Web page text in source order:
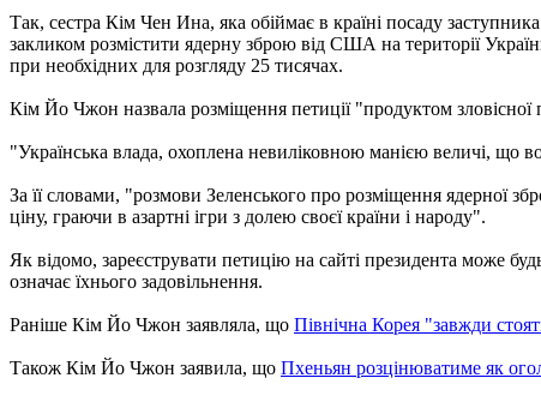
Так, сестра Кім Чен Ина, яка обіймає в країні посаду
закликом розмістити ядерну зброю від США на території
при необхідних для розгляду 25 тисячах.
Кім Йо Чжон назвала розміщення петиції "продуктом зловісної
"Українська влада, охоплена невиліковною манією величі, що
За її словами, "розмови Зеленського про розміщення ядерної
ціну, граючи в азартні ігри з долею своєї країни і народу".
Як відомо, зареєструвати петицію на сайті президента може
означає їхнього задовільнення.
Раніше Кім Йо Чжон заявляла, що Північна Корея "завжди
Також Кім Йо Чжон заявила, що Пхеньян розцінюватиме як